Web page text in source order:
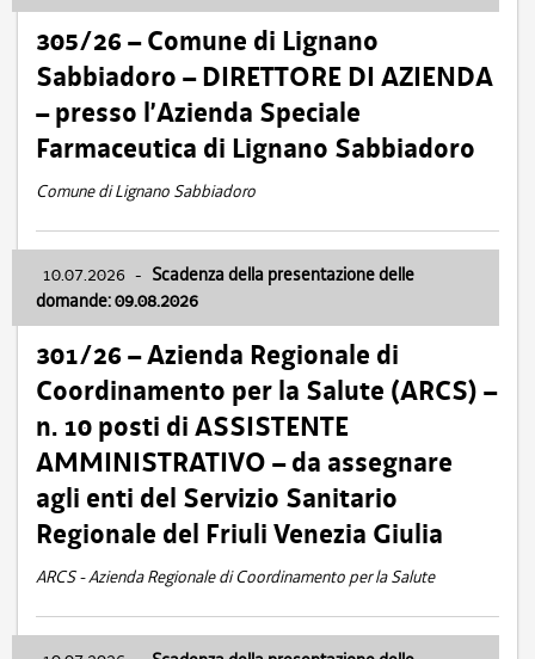
305/26 – Comune di Lignano
Sabbiadoro – DIRETTORE DI AZIENDA
– presso l’Azienda Speciale
Farmaceutica di Lignano Sabbiadoro
Comune di Lignano Sabbiadoro
10.07.2026 - Scadenza della presentazione delle
domande: 09.08.2026
301/26 – Azienda Regionale di
Coordinamento per la Salute (ARCS) –
n. 10 posti di ASSISTENTE
AMMINISTRATIVO – da assegnare
agli enti del Servizio Sanitario
Regionale del Friuli Venezia Giulia
ARCS - Azienda Regionale di Coordinamento per la Salute